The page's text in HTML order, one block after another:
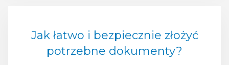
Jak łatwo i bezpiecznie złożyć
potrzebne dokumenty?